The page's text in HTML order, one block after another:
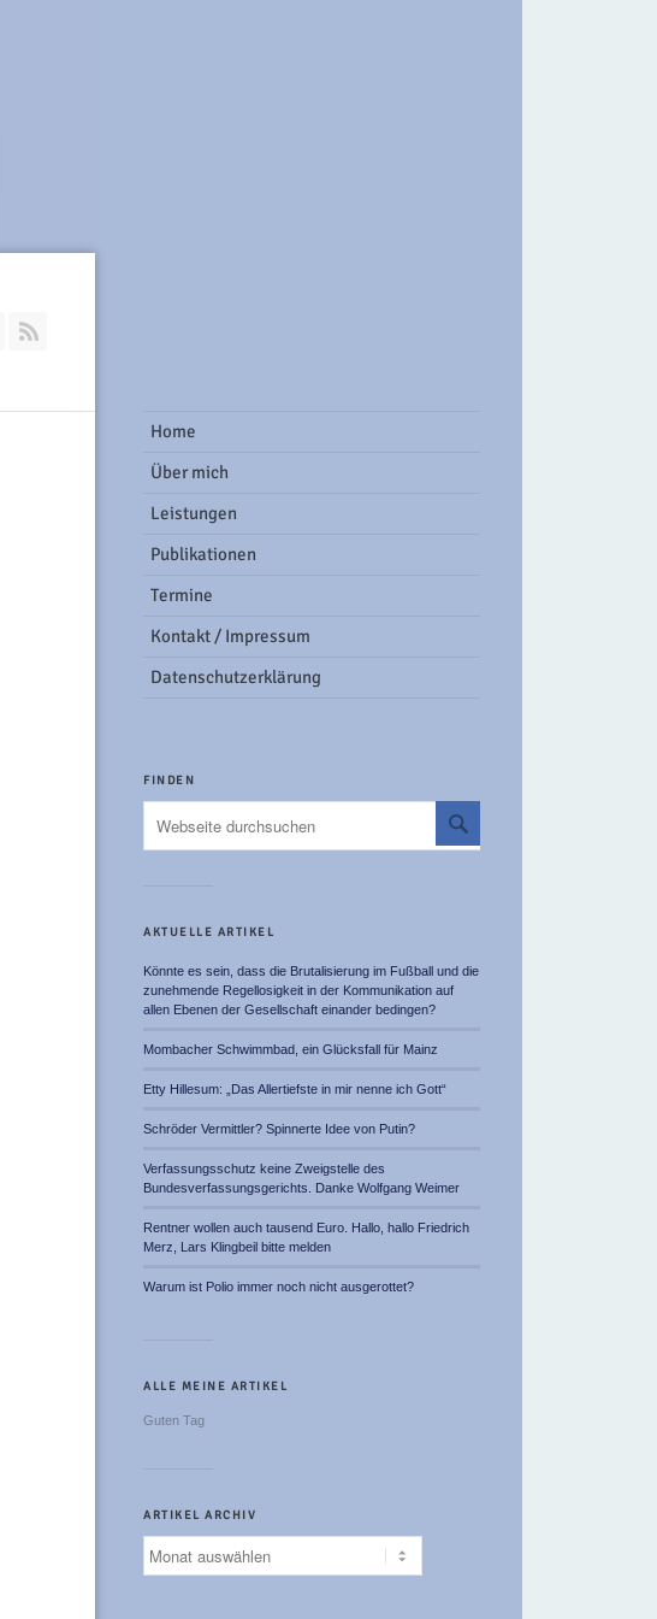
Join our Facebook Group
Home
Über mich
Leistungen
Publikationen
Termine
Kontakt / Impressum
Datenschutzerklärung
FINDEN
AKTUELLE ARTIKEL
Könnte es sein, dass die Brutalisierung im Fußball und die
zunehmende Regellosigkeit in der Kommunikation auf
allen Ebenen der Gesellschaft einander bedingen?
Mombacher Schwimmbad, ein Glücksfall für Mainz
Etty Hillesum: „Das Allertiefste in mir nenne ich Gott“
Schröder Vermittler? Spinnerte Idee von Putin?
Verfassungsschutz keine Zweigstelle des
Bundesverfassungsgerichts. Danke Wolfgang Weimer
Rentner wollen auch tausend Euro. Hallo, hallo Friedrich
Merz, Lars Klingbeil bitte melden
Warum ist Polio immer noch nicht ausgerottet?
ALLE MEINE ARTIKEL
Guten Tag
ARTIKEL ARCHIV
Artikel
Archiv